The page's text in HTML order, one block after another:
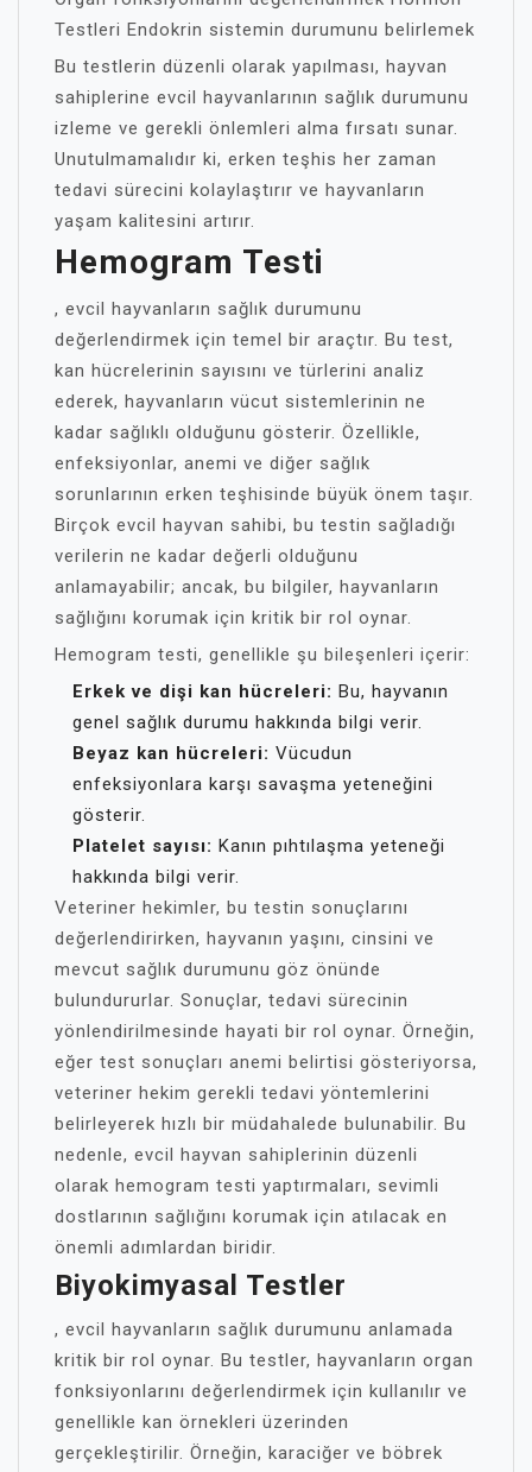
Testleri Endokrin sistemin durumunu belirlemek
Bu testlerin düzenli olarak yapılması, hayvan
sahiplerine evcil hayvanlarının sağlık durumunu
izleme ve gerekli önlemleri alma fırsatı sunar.
Unutulmamalıdır ki, erken teşhis her zaman
tedavi sürecini kolaylaştırır ve hayvanların
yaşam kalitesini artırır.
Hemogram Testi
, evcil hayvanların sağlık durumunu
değerlendirmek için temel bir araçtır. Bu test,
kan hücrelerinin sayısını ve türlerini analiz
ederek, hayvanların vücut sistemlerinin ne
kadar sağlıklı olduğunu gösterir. Özellikle,
enfeksiyonlar, anemi ve diğer sağlık
sorunlarının erken teşhisinde büyük önem taşır.
Birçok evcil hayvan sahibi, bu testin sağladığı
verilerin ne kadar değerli olduğunu
anlamayabilir; ancak, bu bilgiler, hayvanların
sağlığını korumak için kritik bir rol oynar.
Hemogram testi, genellikle şu bileşenleri içerir:
Erkek ve dişi kan hücreleri: Bu, hayvanın
genel sağlık durumu hakkında bilgi verir.
Beyaz kan hücreleri: Vücudun
enfeksiyonlara karşı savaşma yeteneğini
gösterir.
Platelet sayısı: Kanın pıhtılaşma yeteneği
hakkında bilgi verir.
Veteriner hekimler, bu testin sonuçlarını
değerlendirirken, hayvanın yaşını, cinsini ve
mevcut sağlık durumunu göz önünde
bulundururlar. Sonuçlar, tedavi sürecinin
yönlendirilmesinde hayati bir rol oynar. Örneğin,
eğer test sonuçları anemi belirtisi gösteriyorsa,
veteriner hekim gerekli tedavi yöntemlerini
belirleyerek hızlı bir müdahalede bulunabilir. Bu
nedenle, evcil hayvan sahiplerinin düzenli
olarak hemogram testi yaptırmaları, sevimli
dostlarının sağlığını korumak için atılacak en
önemli adımlardan biridir.
Biyokimyasal Testler
, evcil hayvanların sağlık durumunu anlamada
kritik bir rol oynar. Bu testler, hayvanların organ
fonksiyonlarını değerlendirmek için kullanılır ve
genellikle kan örnekleri üzerinden
gerçekleştirilir. Örneğin, karaciğer ve böbrek